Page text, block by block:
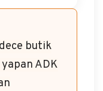
butik
ADK